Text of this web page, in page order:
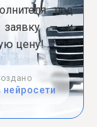
под
заявку — и
цену!
нейросети